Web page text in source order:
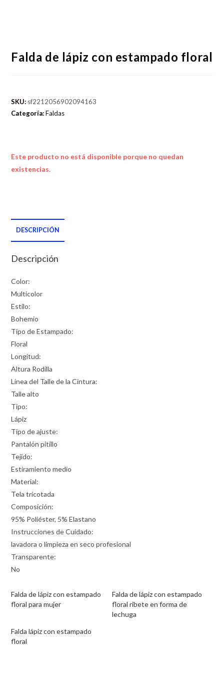
Falda de lápiz con estampado floral
SKU: sf2212056902094163
Categoría:Faldas
Este producto no está disponible porque no quedan
existencias.
DESCRIPCIÓN
Descripción
Color:
Multicolor
Estilo:
Bohemio
Tipo de Estampado:
Floral
Longitud:
Altura Rodilla
Línea del Talle de la Cintura:
Talle alto
Tipo:
Lápiz
Tipo de ajuste:
Pantalón pitillo
Tejido:
Estiramiento medio
Material:
Tela tricotada
Composición:
95% Poliéster, 5% Elastano
Instrucciones de Cuidado:
lavadora o limpieza en seco profesional
Transparente:
No
Falda de lápiz con estampado
floral para mujer
Falda de lápiz con estampado
floral ribete en forma de
lechuga
Falda lápiz con estampado
floral